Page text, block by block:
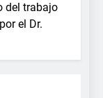
del trabajo
el Dr.